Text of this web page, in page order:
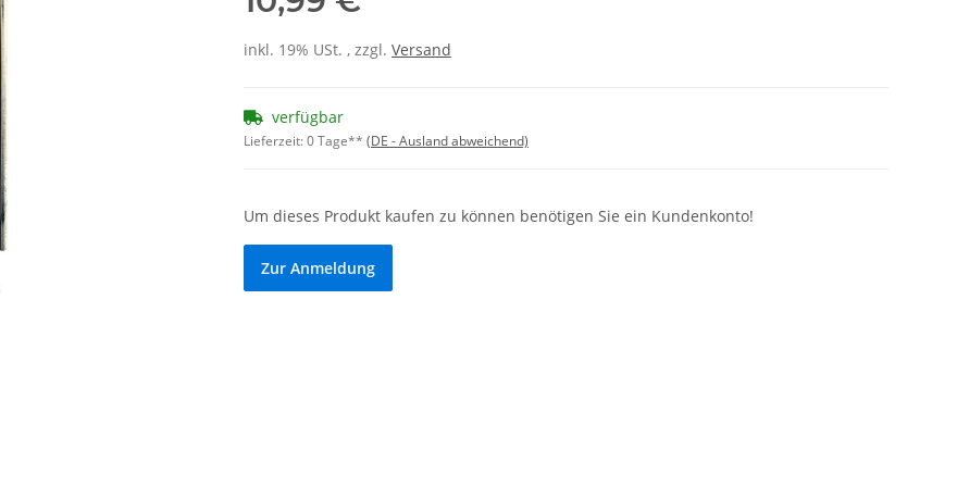
inkl. 19% USt. , zzgl. Versand
verfügbar
Lieferzeit:0 Tage** (DE - Ausland abweichend)
Um dieses Produkt kaufen zu können benötigen Sie ein Kundenkonto!
Zur Anmeldung